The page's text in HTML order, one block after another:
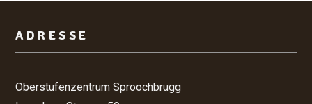
Footer
ADRESSE
Oberstufenzentrum Sproochbrugg